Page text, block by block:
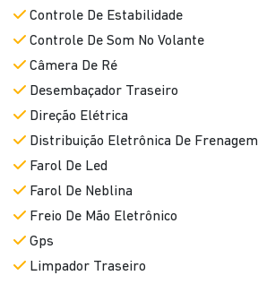
Controle De Estabilidade
Controle De Som No Volante
Câmera De Ré
Desembaçador Traseiro
Direção Elétrica
Distribuição Eletrônica De Frenagem
Farol De Led
Farol De Neblina
Freio De Mão Eletrônico
Gps
Limpador Traseiro